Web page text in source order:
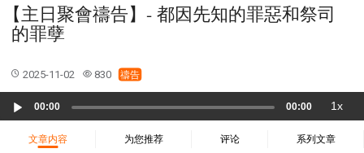
25 耶利米哀歌
27 但以理書
28 何西阿書
29 約珥書
37 哈該書
38 撒迦利亞書
40 馬太福音
41 馬可福音
42 路加福音
【主日聚會禱告】- 都因先知的罪惡和祭司
的罪孽
2025-11-02 830 禱告
Player
00:00 00:00 1x
文章内容 为您推荐 评论 系列文章